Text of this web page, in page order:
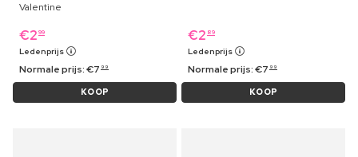
Valentine
€2 99
Ledenprijs
Normale prijs:€7 99
KOOP
€2 89
Ledenprijs
Normale prijs:€7 99
KOOP